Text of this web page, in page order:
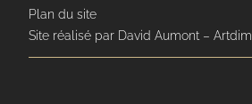
Plan du site
Site réalisé par David Aumont – Artdim